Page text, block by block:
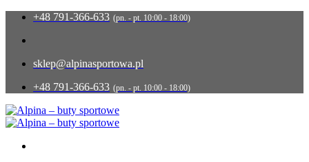
Przewiń
zawartości
+48 791-366-633 (pn. - pt. 10:00 - 18:00)
sklep@alpinasportowa.pl
+48 791-366-633 (pn. - pt. 10:00 - 18:00)